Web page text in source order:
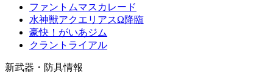
ファントムマスカレード
水神獣アクエリアスΩ降臨
豪快！がいあジム
クラントライアル
新武器・防具情報